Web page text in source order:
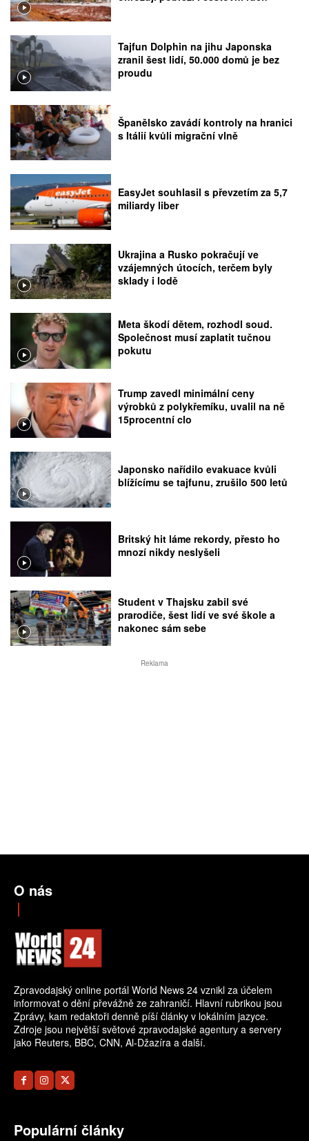
Tajfun Dolphin na jihu Japonska
zranil šest lidí, 50.000 domů je bez
proudu
Španělsko zavádí kontroly na hranici
s Itálií kvůli migrační vlně
EasyJet souhlasil s převzetím za 5,7
miliardy liber
Ukrajina a Rusko pokračují ve
vzájemných útocích, terčem byly
sklady i lodě
Meta škodí dětem, rozhodl soud.
Společnost musí zaplatit tučnou
pokutu
Trump zavedl minimální ceny
výrobků z polykřemíku, uvalil na ně
15procentní clo
Japonsko nařídilo evakuace kvůli
blížícímu se tajfunu, zrušilo 500 letů
Britský hit láme rekordy, přesto ho
mnozí nikdy neslyšeli
Student v Thajsku zabil své
prarodiče, šest lidí ve své škole a
nakonec sám sebe
Reklama
O nás
Zpravodajský online portál World News 24 vznikl za účelem
informovat o dění převážně ze zahraničí. Hlavní rubrikou jsou
Zprávy, kam redaktoři denně píší články v lokálním jazyce.
Zdroje jsou největší světové zpravodajské agentury a servery
jako Reuters, BBC, CNN, Al-Džazíra a další.
Populární články